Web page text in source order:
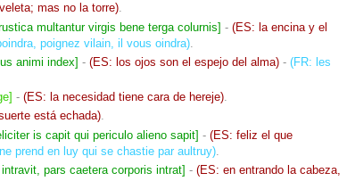
mas no la torre).
multantur virgis bene terga colurnis] - (ES: la encina y el
poignez vilain, il vous oindra)
animi index] - (ES: los ojos son el espejo del alma) - (FR: les
- (ES: la necesidad tiene cara de hereje).
está echada).
is capit qui periculo alieno sapit] - (ES: feliz el que
prend en luy qui se chastie par aultruy)
pars caetera corporis intrat] - (ES: en entrando la cabeza,